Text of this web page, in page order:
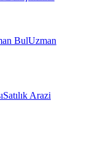
BulUzman
Satılık Arazi